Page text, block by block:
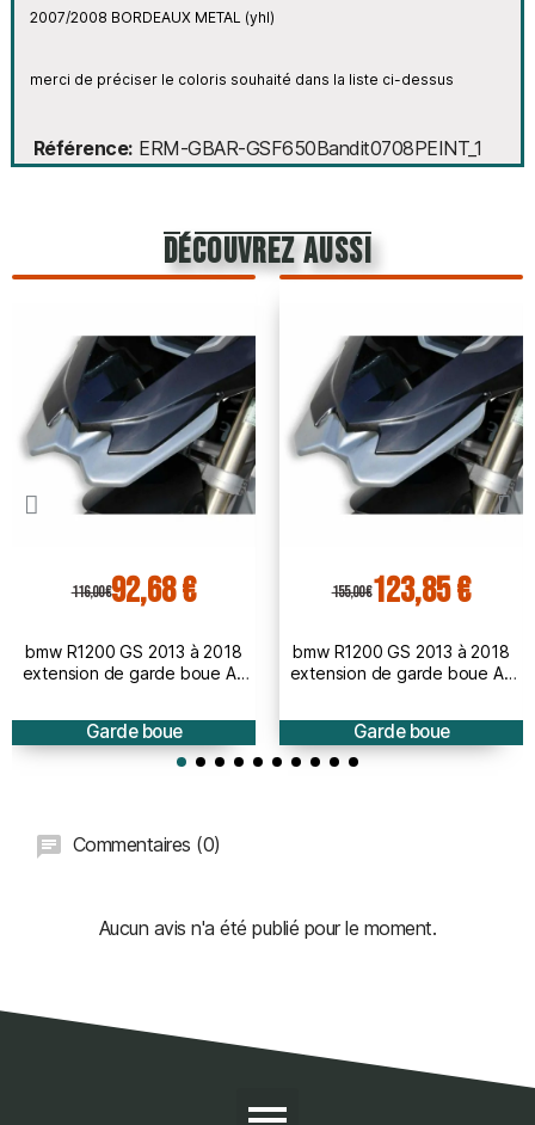
2007/2008 BORDEAUX METAL (yhl)
merci de préciser le coloris souhaité dans la liste ci-dessus
Référence ERM-GBAR-GSF650Bandit0708PEINT_1
découvrez aussi
116,00 €92,68 €
bmw R1200 GS 2013 à 2018
extension de garde boue AV
Garde boue
155,00 €123,85 €
bmw R1200 GS 2013 à 2018
extension de garde boue AV
Garde boue
Commentaires (0)
Aucun avis n'a été publié pour le moment.